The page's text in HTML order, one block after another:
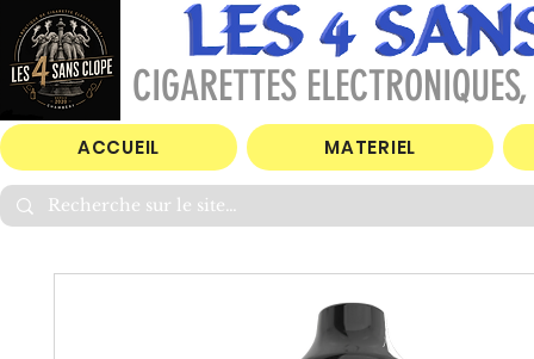
CIGARETTES
ACCUEIL MATERIEL